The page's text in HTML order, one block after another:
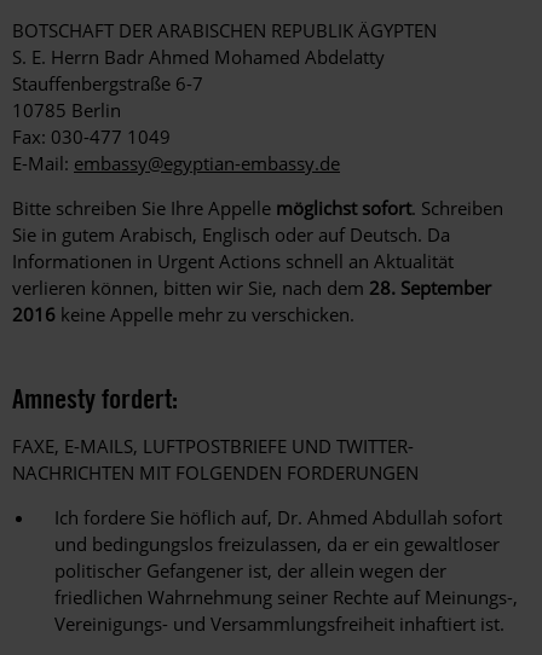
BOTSCHAFT DER ARABISCHEN REPUBLIK ÄGYPTEN
S. E. Herrn Badr Ahmed Mohamed Abdelatty
Stauffenbergstraße 6-7
10785 Berlin
Fax: 030-477 1049
E-Mail: embassy@egyptian-embassy.de
Bitte schreiben Sie Ihre Appelle möglichst sofort. Schreiben
Sie in gutem Arabisch, Englisch oder auf Deutsch. Da
Informationen in Urgent Actions schnell an Aktualität
verlieren können, bitten wir Sie, nach dem 28. September
2016 keine Appelle mehr zu verschicken.
Amnesty fordert:
FAXE, E-MAILS, LUFTPOSTBRIEFE UND TWITTER-
NACHRICHTEN MIT FOLGENDEN FORDERUNGEN
Ich fordere Sie höflich auf, Dr. Ahmed Abdullah sofort
und bedingungslos freizulassen, da er ein gewaltloser
politischer Gefangener ist, der allein wegen der
friedlichen Wahrnehmung seiner Rechte auf Meinungs-,
Vereinigungs- und Versammlungsfreiheit inhaftiert ist.